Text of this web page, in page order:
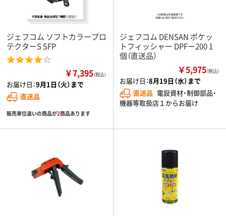
ジェフコム ソフトカラープロ
テクターS SFP
￥7,395（税込）
お届け日：9月1日（火）まで
直送品
販売単位違いの商品が2商品あります
ジェフコム DENSAN ポケッ
トフィッシャー DPFー200 1
個（直送品）
￥5,975（税込）
お届け日：8月19日（水）まで
直送品 電設資材・制御部品・
機器等取扱店１からお届け